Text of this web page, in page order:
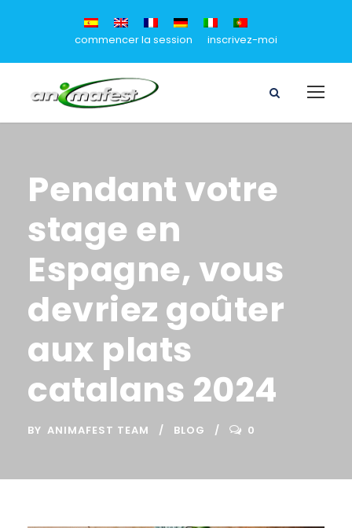
commencer la session inscrivez-moi
Pendant votre
stage en
Espagne, vous
devriez goûter
aux plats
catalans 2024
BY ANIMAFEST TEAM BLOG 0